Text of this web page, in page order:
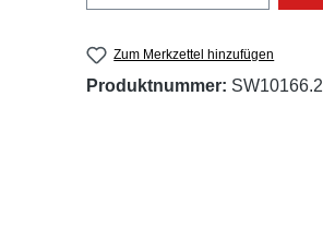
Zum Merkzettel hinzufügen
Produktnummer: SW10166.2